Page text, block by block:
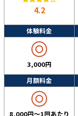
4.2
体験料金
3,000円
月額料金
8,000円～1回あたり